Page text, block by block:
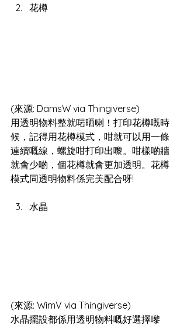
花樽
(來源: DamsW via Thingiverse)
用透明物料整就啱晒喇！打印花樽嘅時
候，記得用花樽模式，咁就可以用一條
連續嘅線，螺旋咁打印出嚟。咁樣啲牆
就會少啲，個花樽就會更加透明。花樽
模式同透明物料係完美配合呀!
水晶
(來源: WimV via Thingiverse)
水晶擺設都係用透明物料嘅好選擇嚟